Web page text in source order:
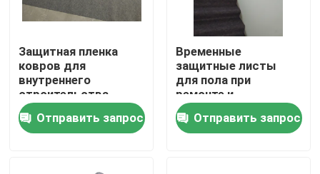
Свяжитесь с нами
Новости
Защитная пленка
ковров для
внутреннего
строительства
Отправить запрос
Временные
защитные листы
для пола при
ремонте и
реконструкции
Отправить запрос